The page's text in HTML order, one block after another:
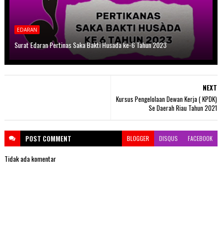
EDARAN
Surat Edaran Pertinas Saka Bakti Husada ke-6 Tahun 2023
NEXT
Kursus Pengelolaan Dewan Kerja ( KPDK)
Se Daerah Riau Tahun 2021
POST COMMENT BLOGGER DISQUS FACEBOOK
Tidak ada komentar